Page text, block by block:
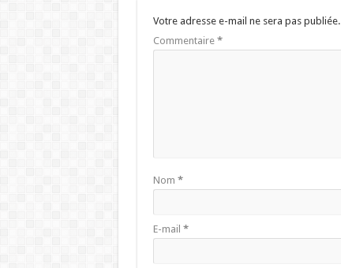
Votre adresse e-mail ne sera pas publiée.
Commentaire *
Nom *
E-mail *